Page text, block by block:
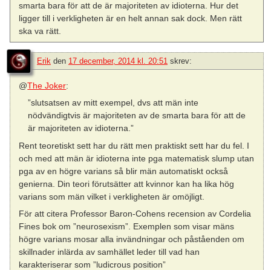
smarta bara för att de är majoriteten av idioterna. Hur det
ligger till i verkligheten är en helt annan sak dock. Men rätt
ska va rätt.
Erik den 17 december, 2014 kl. 20:51 skrev:
@The Joker:
”slutsatsen av mitt exempel, dvs att män inte
nödvändigtvis är majoriteten av de smarta bara för att de
är majoriteten av idioterna.”
Rent teoretiskt sett har du rätt men praktiskt sett har du fel. I
och med att män är idioterna inte pga matematisk slump utan
pga av en högre varians så blir män automatiskt också
genierna. Din teori förutsätter att kvinnor kan ha lika hög
varians som män vilket i verkligheten är omöjligt.
För att citera Professor Baron-Cohens recension av Cordelia
Fines bok om ”neurosexism”. Exemplen som visar mäns
högre varians mosar alla invändningar och påståenden om
skillnader inlärda av samhället leder till vad han
karakteriserar som ”ludicrous position”